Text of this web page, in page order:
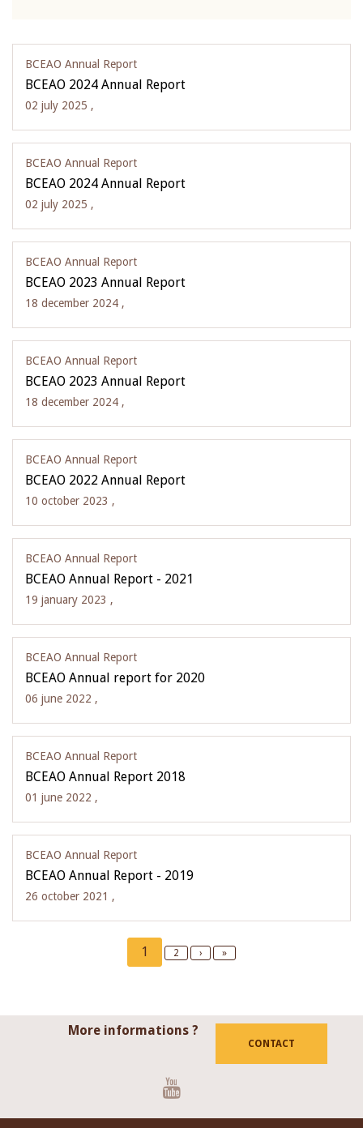
BCEAO Annual Report
BCEAO 2024 Annual Report
02 july 2025 ,
BCEAO Annual Report
BCEAO 2024 Annual Report
02 july 2025 ,
BCEAO Annual Report
BCEAO 2023 Annual Report
18 december 2024 ,
BCEAO Annual Report
BCEAO 2023 Annual Report
18 december 2024 ,
BCEAO Annual Report
BCEAO 2022 Annual Report
10 october 2023 ,
BCEAO Annual Report
BCEAO Annual Report - 2021
19 january 2023 ,
BCEAO Annual Report
BCEAO Annual report for 2020
06 june 2022 ,
BCEAO Annual Report
BCEAO Annual Report 2018
01 june 2022 ,
BCEAO Annual Report
BCEAO Annual Report - 2019
26 october 2021 ,
Current
page
1 Page
2
Next
›
Last
»
More informations ?
CONTACT